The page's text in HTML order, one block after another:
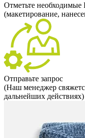
Отметьте
(макетирование,
Отправьте запрос
(Наш менеджер
дальнейших действиях)